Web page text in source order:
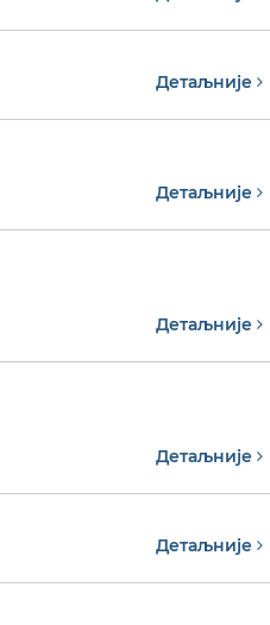
Детаљније
Детаљније
Детаљније
Детаљније
Детаљније